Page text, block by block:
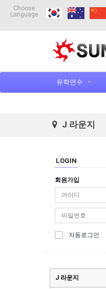
Choose
Language
유학연수
J 라운지
LOGIN
회원가입
자동로그인
J 라운지